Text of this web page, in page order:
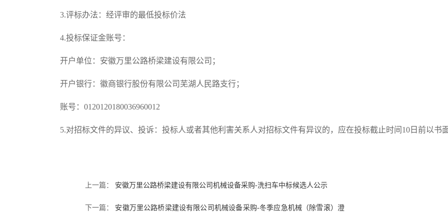
3.评标办法：经评审的最低投标价法
4.投标保证金账号：
开户单位：安徽万里公路桥梁建设有限公司；
开户银行：徽商银行股份有限公司芜湖人民路支行；
账号： 0120120180036960012
5.对招标文件的异议、投诉：投标人或者其他利害关系人对招标文件有异议的，应在投标截止时间10日前以书
上一篇： 安徽万里公路桥梁建设有限公司机械设备采购-洗扫车中标候选人公示
下一篇： 安徽万里公路桥梁建设有限公司机械设备采购-冬季应急机械（除雪滚）澄